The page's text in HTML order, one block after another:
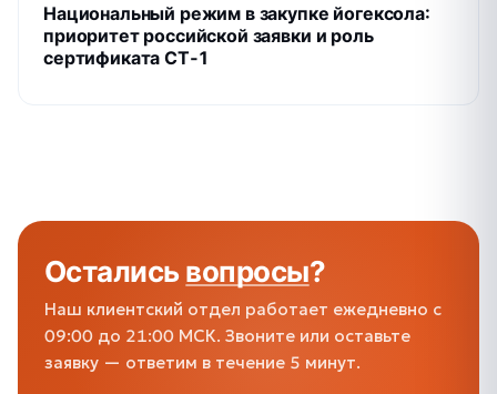
Национальный режим в закупке йогексола:
приоритет российской заявки и роль
сертификата СТ‑1
Осталисьвопросы?
Наш клиентский отдел работает ежедневно с
09:00 до 21:00 МСК. Звоните или оставьте
заявку — ответим в течение 5 минут.